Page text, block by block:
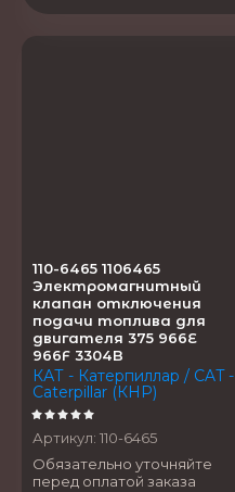
110-6465 1106465
Электромагнитный
клапан отключения
подачи топлива для
двигателя 375 966E
966F 3304B
КАТ - Катерпиллар / CAT -
Caterpillar (КНР)
Артикул: 110-6465
Обязательно уточняйте
перед оплатой заказа